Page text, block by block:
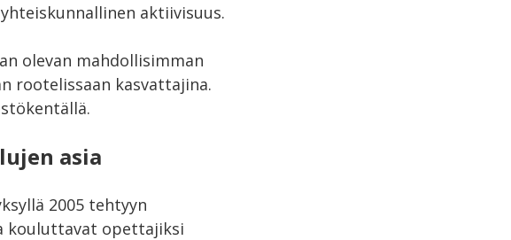
aktiivisuus.
olevan mahdollisimman
rootelissaan kasvattajina.
asia
2005 tehtyyn
kouluttavat opettajiksi